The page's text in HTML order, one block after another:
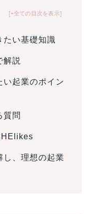
+全ての目次を表示
たい基礎知識
解説
い起業のポイン
質問
し、理想の起業